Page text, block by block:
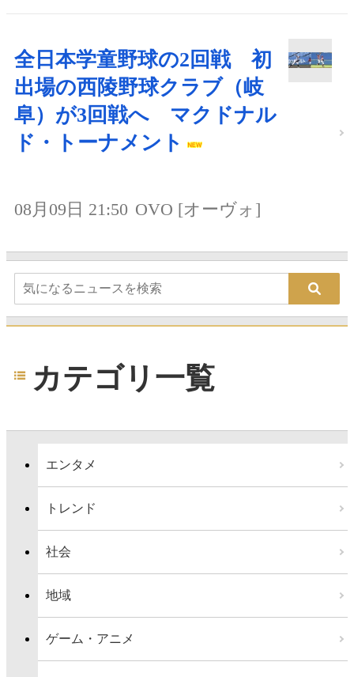
全日本学童野球の2回戦 初
出場の西陵野球クラブ（岐
阜）が3回戦へ マクドナル
ド・トーナメント
08月09日 21:50 OVO [オーヴォ]
カテゴリ一覧
エンタメ
トレンド
社会
地域
ゲーム・アニメ